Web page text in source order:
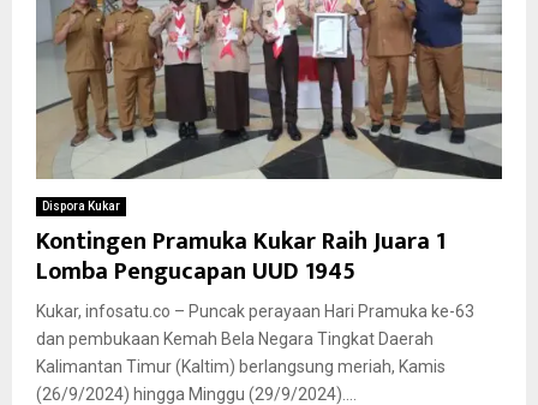
Dispora Kukar
Kontingen Pramuka Kukar Raih Juara 1
Lomba Pengucapan UUD 1945
Kukar, infosatu.co – Puncak perayaan Hari Pramuka ke-63
dan pembukaan Kemah Bela Negara Tingkat Daerah
Kalimantan Timur (Kaltim) berlangsung meriah, Kamis
(26/9/2024) hingga Minggu (29/9/2024)....